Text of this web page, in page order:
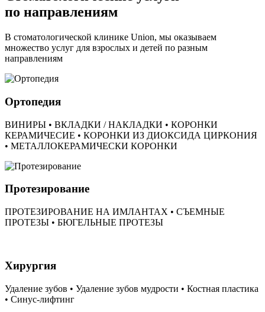
по направлениям
В стоматологической клинике Union, мы оказываем
множество услуг для взрослых и детей по разным
направлениям
Ортопедия
ВИНИРЫ • ВКЛАДКИ / НАКЛАДКИ • КОРОНКИ
КЕРАМИЧЕСИЕ • КОРОНКИ ИЗ ДИОКСИДА ЦИРКОНИЯ
• МЕТАЛЛОКЕРАМИЧЕСКИ КОРОНКИ
Протезирование
ПРОТЕЗИРОВАНИЕ НА ИМЛАНТАХ • СЪЕМНЫЕ
ПРОТЕЗЫ • БЮГЕЛЬНЫЕ ПРОТЕЗЫ
Хирургия
Удаление зубов • Удаление зубов мудрости • Костная пластика
• Синус-лифтинг